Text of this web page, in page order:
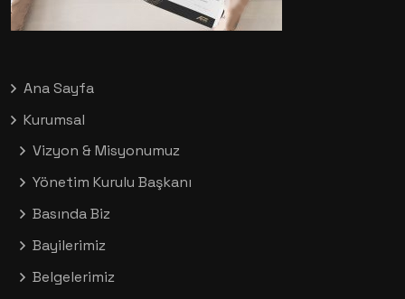
Ana Sayfa
Kurumsal
Vizyon & Misyonumuz
Yönetim Kurulu Başkanı
Basında Biz
Bayilerimiz
Belgelerimiz